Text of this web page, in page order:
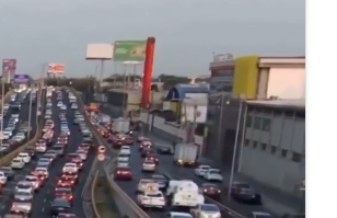
Adventskalender 2016
Adventskalender 2017
Adventskalender 2018